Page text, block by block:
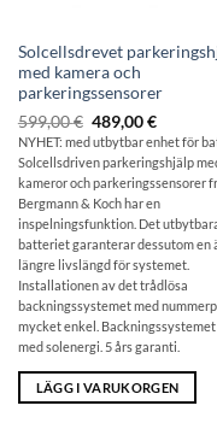
Solcellsdrevet
med kamera och
parkeringssensorer
599,00€ Ursprungligt
pris:
599,00
€
489,00€Det
aktuella
priset
är:
489,00
€.
NYHET: med utbytbar enhet för
Solcellsdriven parkeringshjälp
kameror och parkeringssensorer
Bergmann & Koch har en
inspelningsfunktion. Det
batteriet garanterar dessutom en
längre livslängd för systemet.
Installationen av det trådlösa
backningssystemet med
mycket enkel.
med solenergi. 5 års garanti.
LÄGG I VARUKORGEN